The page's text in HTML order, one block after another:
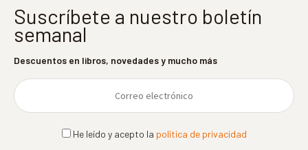
Suscríbete a nuestro boletín
semanal
Descuentos en libros, novedades y mucho más
He leído y acepto la política de privacidad